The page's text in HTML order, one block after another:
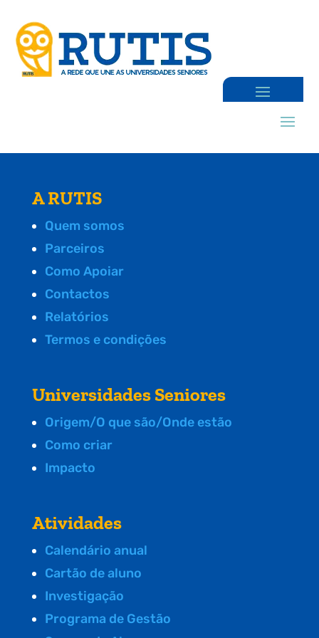
A RUTIS
Quem somos
Parceiros
Como Apoiar
Contactos
Relatórios
Termos e condições
Universidades Seniores
Origem/O que são/Onde estão
Como criar
Impacto
Atividades
Calendário anual
Cartão de aluno
Investigação
Programa de Gestão